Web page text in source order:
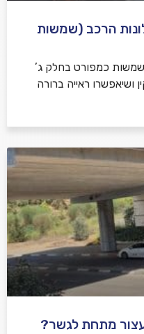
הרכב (שמשות
כמפורט בחלק ג’
ושיאפשרו ראייה ברורה
מתחת לגשר?